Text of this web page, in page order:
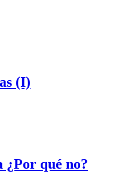
(I)
¿Por qué no?